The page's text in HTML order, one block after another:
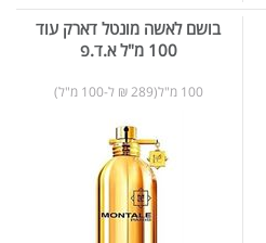
בושם לאשה מונטל דארק עוד
100 מ"ל א.ד.פ
100 מ"ל(289 ₪ ל-100 מ"ל)